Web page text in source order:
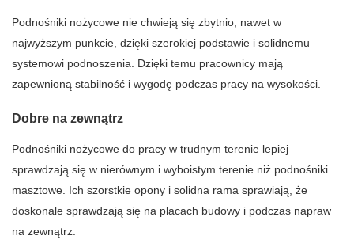
Podnośniki nożycowe nie chwieją się zbytnio, nawet w
najwyższym punkcie, dzięki szerokiej podstawie i solidnemu
systemowi podnoszenia. Dzięki temu pracownicy mają
zapewnioną stabilność i wygodę podczas pracy na wysokości.
Dobre na zewnątrz
Podnośniki nożycowe do pracy w trudnym terenie lepiej
sprawdzają się w nierównym i wyboistym terenie niż podnośniki
masztowe. Ich szorstkie opony i solidna rama sprawiają, że
doskonale sprawdzają się na placach budowy i podczas napraw
na zewnątrz.